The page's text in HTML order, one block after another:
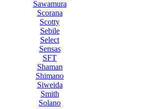
Sawamura
Scorana
Scotty
Sebile
Select
Sensas
SFT
Shaman
Shimano
Siweida
Smith
Solano